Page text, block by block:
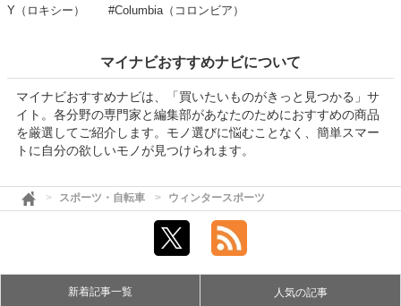
Y（ロキシー）
#Columbia（コロンビア）
マイナビおすすめナビについて
マイナビおすすめナビは、「買いたいものがきっと見つかる」サ
イト。各分野の専門家と編集部があなたのためにおすすめの商品
を厳選してご紹介します。モノ選びに悩むことなく、簡単スマー
トに自分の欲しいモノが見つけられます。
スポーツ・自転車 ウィンタースポーツ
新着記事一覧 人気の記事